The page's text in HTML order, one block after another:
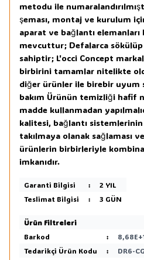
metodu ile
şeması, montaj ve kurulum
aparat ve bağlantı
mevcuttur; Defalarca
sahiptir; L'occi Concept
birbirini tamamlar nitelikte
diğer ürünler ile birebir uyum
bakım Ürünün temizliği hafif
madde kullanmadan
kalitesi, bağlantı
takılmaya olanak sağlaması
ürünlerin birbirleriyle
imkanıdır.
Garanti Bilgisi :
2 YIL
Teslimat Bilgisi
: 3 GÜN
Ürün Filtreleri
Barkod
:
Tedarikçi Ürün Kodu
: DR6-